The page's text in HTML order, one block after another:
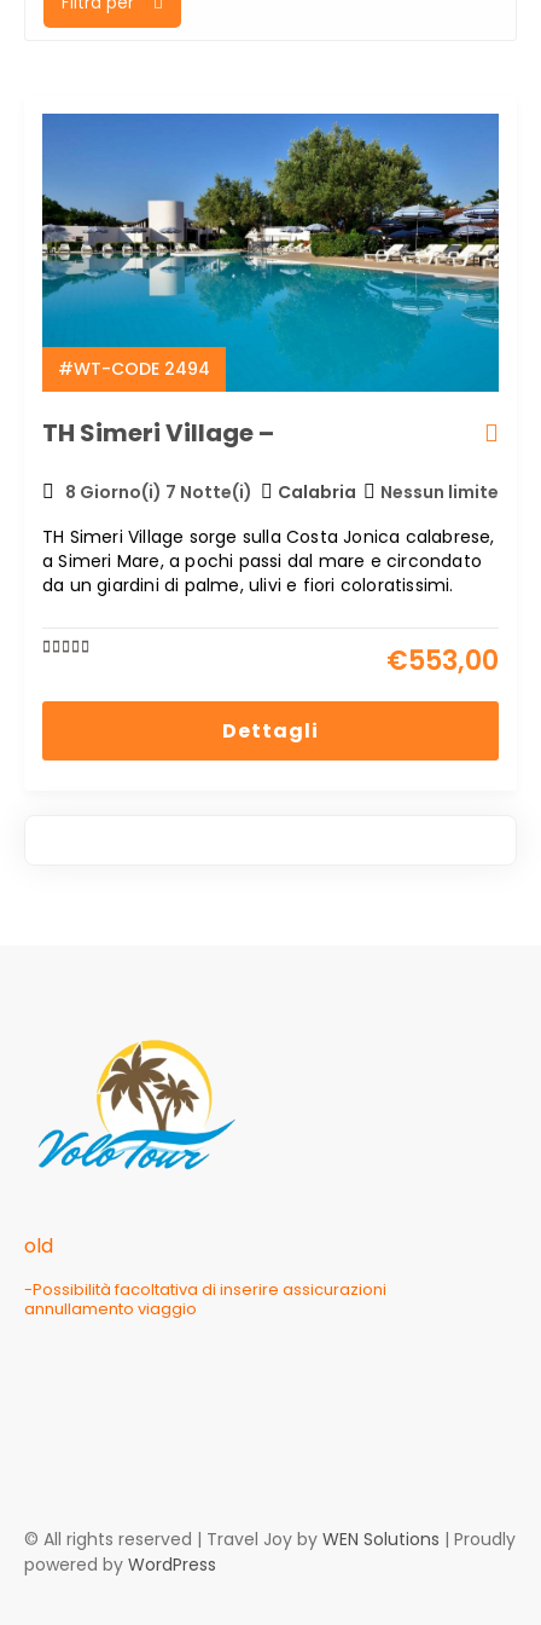
#WT-CODE 2494
TH Simeri Village –
8 Giorno(i) 7 Notte(i) Calabria
Nessun limite
TH Simeri Village sorge sulla Costa Jonica calabrese,
a Simeri Mare, a pochi passi dal mare e circondato
da un giardini di palme, ulivi e fiori coloratissimi.
€553,00
out
Dettagli
old
-Possibilità facoltativa di inserire assicurazioni
annullamento viaggio
© All rights reserved | Travel Joy by WEN Solutions | Proudly
powered by WordPress